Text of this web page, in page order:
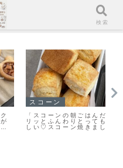
イチ押し！！
「メロンパンクッキー」ちっ
ちゃくてかわいい♡まるでメ
ロンパンな簡単メロンパンク
検索